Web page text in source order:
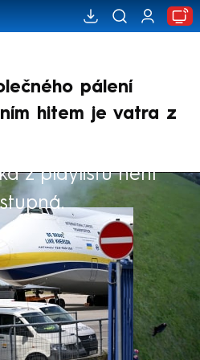
pálení
hitem je vatra z
z playlistu není